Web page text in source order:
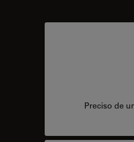
Preciso de